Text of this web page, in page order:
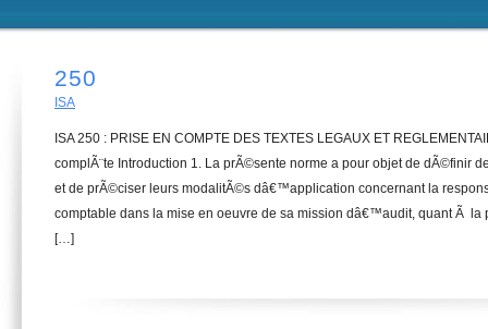
250
ISA
ISA 250 : PRISE EN COMPTE DES TEXTES LEGAUX ET
complÃ¨te Introduction 1. La prÃ©sente norme a pour objet de dÃ©finir
et de prÃ©ciser leurs modalitÃ©s dâ€™application concernant la
comptable dans la mise en oeuvre de sa mission dâ€™audit, quant Ã la
[…]